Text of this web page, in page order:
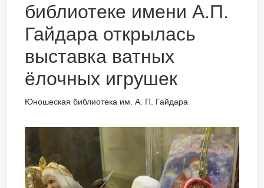
библиотеке имени А.П.
Гайдара открылась
выставка ватных
ёлочных игрушек
Юношеская библиотека им. А. П. Гайдара